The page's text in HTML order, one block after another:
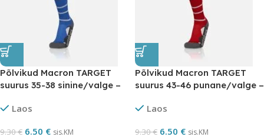
Põlvikud Macron TARGET
suurus 35-38 sinine/valge –
Laos
9.30€ 6.50 € sis.KM
Põlvikud Macron TARGET
suurus 43-46 punane/valge –
Laos
9.30€ 6.50 € sis.KM